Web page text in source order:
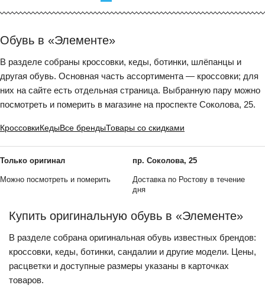
Обувь в «Элементе»
В разделе собраны кроссовки, кеды, ботинки, шлёпанцы и
другая обувь. Основная часть ассортимента — кроссовки; для
них на сайте есть отдельная страница. Выбранную пару можно
посмотреть и померить в магазине на проспекте Соколова, 25.
КроссовкиКедыВсе брендыТовары со скидками
Только оригинал пр. Соколова, 25
Можно посмотреть и померить
Доставка по Ростову в течение
дня
Купить оригинальную обувь в «Элементе»
В разделе собрана оригинальная обувь известных брендов:
кроссовки, кеды, ботинки, сандалии и другие модели. Цены,
расцветки и доступные размеры указаны в карточках
товаров.